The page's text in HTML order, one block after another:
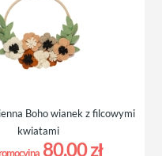
Boho wianek z filcowymi
kwiatami
80,00 zł